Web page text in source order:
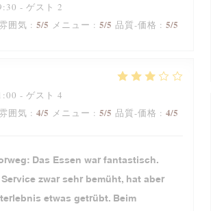
- ゲスト 2
雰囲気 : 5/5 メニュー : 5/5 品質-価格 : 5/5
- ゲスト 4
雰囲気 : 4/5 メニュー : 5/5 品質-価格 : 4/5
Das Essen war fantastisch.
zwar sehr bemüht, hat aber
etwas getrübt. Beim